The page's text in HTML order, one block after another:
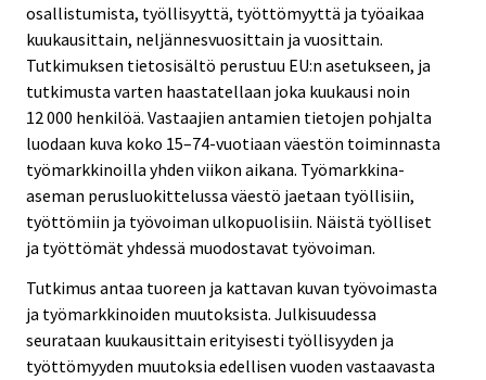
osallistumista, työllisyyttä, työttömyyttä ja työaikaa
kuukausittain, neljännesvuosittain ja vuosittain.
Tutkimuksen tietosisältö perustuu EU:n asetukseen, ja
tutkimusta varten haastatellaan joka kuukausi noin
12 000 henkilöä. Vastaajien antamien tietojen pohjalta
luodaan kuva koko 15–74-vuotiaan väestön toiminnasta
työmarkkinoilla yhden viikon aikana. Työmarkkina-
aseman perusluokittelussa väestö jaetaan työllisiin,
työttömiin ja työvoiman ulkopuolisiin. Näistä työlliset
ja työttömät yhdessä muodostavat työvoiman.
Tutkimus antaa tuoreen ja kattavan kuvan työvoimasta
ja työmarkkinoiden muutoksista. Julkisuudessa
seurataan kuukausittain erityisesti työllisyyden ja
työttömyyden muutoksia edellisen vuoden vastaavasta